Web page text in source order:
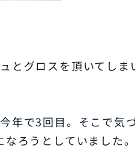
とグロスを頂いてしま
年で3回目。そこで気
ろうとしていました。